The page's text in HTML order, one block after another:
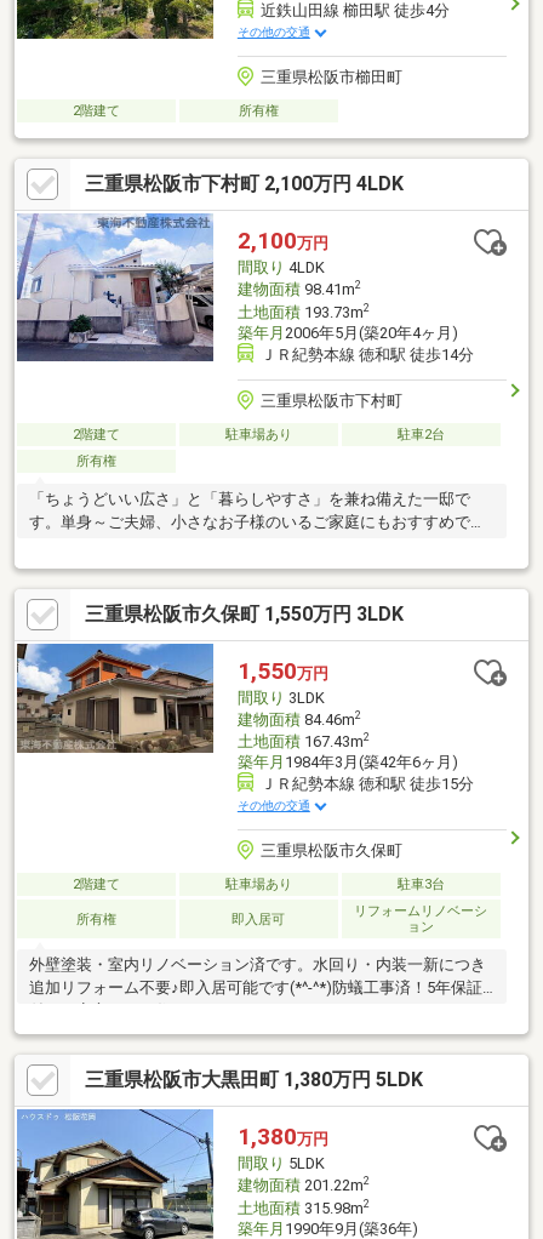
近鉄山田線 櫛田駅 徒歩4分
その他の交通
三重県松阪市櫛田町
2階建て 所有権
三重県松阪市下村町 2,100万円 4LDK
2,100万円
間取り 4LDK
建物面積98.41m2
土地面積193.73m2
築年月 2006年5月(築20年4ヶ月)
ＪＲ紀勢本線 徳和駅 徒歩14分
三重県松阪市下村町
2階建て 駐車場あり
駐車2台
所有権
「ちょうどいい広さ」と「暮らしやすさ」を兼ね備えた一邸で
す。単身～ご夫婦、小さなお子様のいるご家庭にもおすすめで
三重県松阪市久保町 1,550万円 3LDK
1,550万円
間取り 3LDK
建物面積84.46m2
土地面積167.43m2
築年月 1984年3月(築42年6ヶ月)
ＪＲ紀勢本線 徳和駅 徒歩15分
その他の交通
三重県松阪市久保町
2階建て 駐車場あり 駐車3台
所有権 即入居可
リフォームリノベーシ
ョン
外壁塗装・室内リノベーション済です。水回り・内装一新につき
追加リフォーム不要♪即入居可能です(*^-^*)防蟻工事済！5年保証
三重県松阪市大黒田町 1,380万円 5LDK
1,380万円
間取り 5LDK
建物面積201.22m2
土地面積315.98m2
築年月 1990年9月(築36年)